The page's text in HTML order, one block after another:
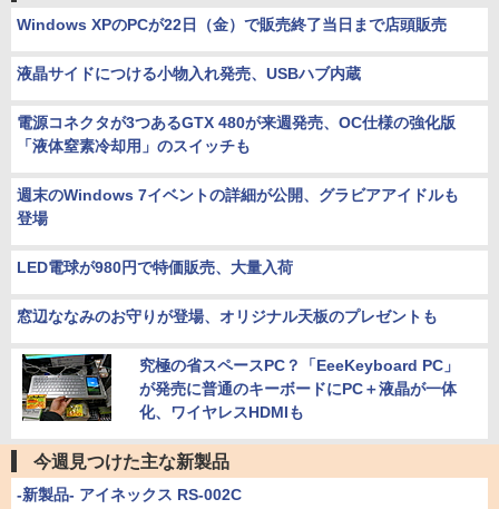
Windows XPのPCが22日（金）で販売終了当日まで店頭販売
液晶サイドにつける小物入れ発売、USBハブ内蔵
電源コネクタが3つあるGTX 480が来週発売、OC仕様の強化版
「液体窒素冷却用」のスイッチも
週末のWindows 7イベントの詳細が公開、グラビアアイドルも
登場
LED電球が980円で特価販売、大量入荷
窓辺ななみのお守りが登場、オリジナル天板のプレゼントも
究極の省スペースPC？「EeeKeyboard PC」
が発売に普通のキーボードにPC＋液晶が一体
化、ワイヤレスHDMIも
今週見つけた主な新製品
-新製品- アイネックス RS-002C